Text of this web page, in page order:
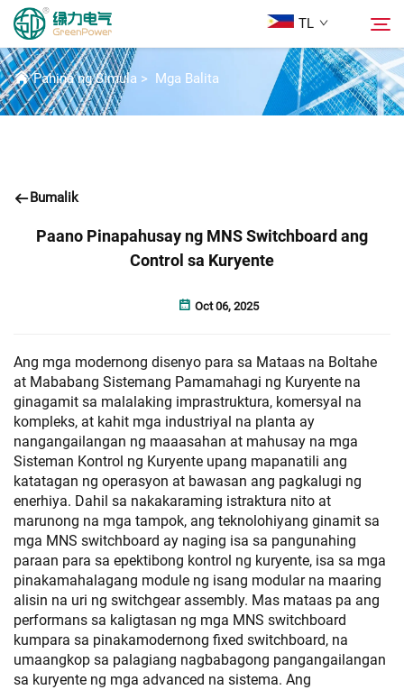
TL
Mga Produkto
Makipag-ugnayan sa Amin
BALITA
Pahina ng Simula > Mga Balita
Bumalik
Paano Pinapahusay ng MNS Switchboard ang
Control sa Kuryente
Oct 06, 2025
Ang mga modernong disenyo para sa Mataas na Boltahe
at Mababang Sistemang Pamamahagi ng Kuryente na
ginagamit sa malalaking imprastruktura, komersyal na
kompleks, at kahit mga industriyal na planta ay
nangangailangan ng maaasahan at mahusay na mga
Sisteman Kontrol ng Kuryente upang mapanatili ang
katatagan ng operasyon at bawasan ang pagkalugi ng
enerhiya. Dahil sa nakakaraming istraktura nito at
marunong na mga tampok, ang teknolohiyang ginamit sa
mga MNS switchboard ay naging isa sa pangunahing
paraan para sa epektibong kontrol ng kuryente, isa sa mga
pinakamahalagang module ng isang modular na maaring
alisin na uri ng switchgear assembly. Mas mataas pa ang
performans sa kaligtasan ng mga MNS switchboard
kumpara sa pinakamodernong fixed switchboard, na
umaangkop sa palagiang nagbabagong pangangailangan
sa kuryente ng mga advanced na sistema. Ang